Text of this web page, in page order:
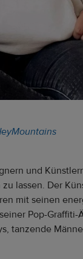
und
lassen. Der
mit seinen
Pop-
tanzende